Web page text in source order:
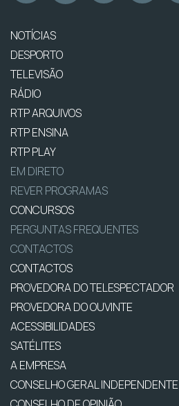
NOTÍCIAS
DESPORTO
TELEVISÃO
RÁDIO
RTP ARQUIVOS
RTP ENSINA
RTP PLAY
EM DIRETO
REVER PROGRAMAS
CONCURSOS
PERGUNTAS FREQUENTES
CONTACTOS
CONTACTOS
PROVEDORA DO TELESPECTADOR
PROVEDORA DO OUVINTE
ACESSIBILIDADES
SATÉLITES
A EMPRESA
CONSELHO GERAL INDEPENDENTE